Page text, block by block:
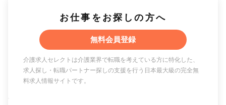
お仕事をお探しの方へ
無料会員登録
介護求人セレクトは介護業界で転職を考えている方に特化した、
求人探し・転職パートナー探しの支援を行う日本最大級の完全無
料求人情報サイトです。